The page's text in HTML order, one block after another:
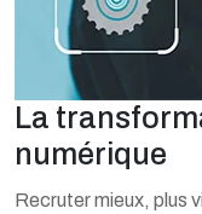
La
numérique
Recruter mieux, plus